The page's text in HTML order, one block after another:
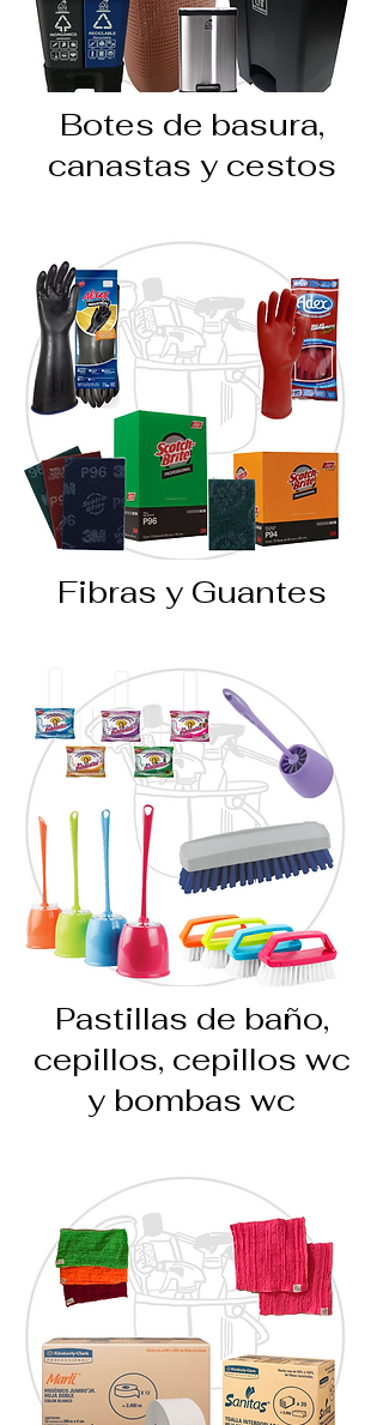
Botes de basura,
canastas y cestos
Fibras y Guantes
Pastillas de baño,
cepillos, cepillos wc
y bombas wc